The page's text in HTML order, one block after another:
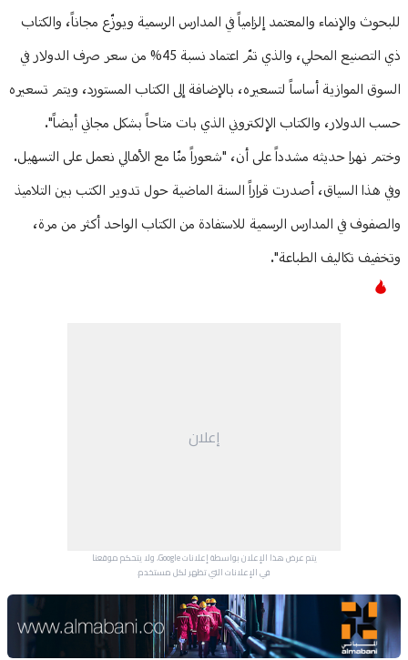
للبحوث والإنماء والمعتمد إلزامياً في المدارس الرسمية ويوزّع مجاناً، والكتاب
ذي التصنيع المحلي، والذي تمّ اعتماد نسبة 45% من سعر صرف الدولار في
السوق الموازية أساساً لتسعيره، بالإضافة إلى الكتاب المستورد، ويتم تسعيره
حسب الدولار، والكتاب الإلكتروني الذي بات متاحاً بشكل مجاني أيضاً".
وختم نهرا حديثه مشدداً على أن، "شعوراً منّا مع الأهالي نعمل على التسهيل.
وفي هذا السياق، أصدرت قراراً السنة الماضية حول تدوير الكتب بين التلاميذ
والصفوف في المدارس الرسمية للاستفادة من الكتاب الواحد أكثر من مرة،
وتخفيف تكاليف الطباعة".
إعلان
يتم عرض هذا الإعلان بواسطة إعلانات Google، ولا يتحكم موقعنا
في الإعلانات التي تظهر لكل مستخدم.
Advertisement Section